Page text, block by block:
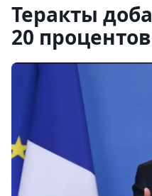
Теракты
20